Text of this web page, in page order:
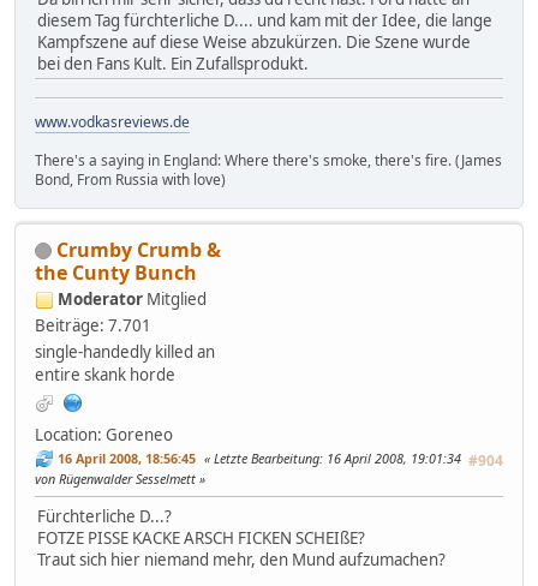
diesem Tag fürchterliche D.... und kam mit der Idee, die lange
Kampfszene auf diese Weise abzukürzen. Die Szene wurde
bei den Fans Kult. Ein Zufallsprodukt.
www.vodkasreviews.de
There's a saying in England: Where there's smoke, there's fire. (James
Bond, From Russia with love)
Crumby Crumb &
the Cunty Bunch
Moderator Mitglied
Beiträge: 7.701
single-handedly killed an
entire skank horde
Location: Goreneo
16 April 2008, 18:56:45 #904
Letzte Bearbeitung: 16 April 2008, 19:01:34
von Rügenwalder Sesselmett
Fürchterliche D...?
FOTZE PISSE KACKE ARSCH FICKEN SCHEIßE?
Traut sich hier niemand mehr, den Mund aufzumachen?